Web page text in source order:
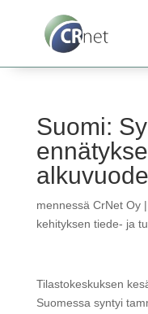
Suomi:
mennessä CrNet Oy|
kehityksen tiede- ja
Tilastokeskuksen
Suomessa syntyi